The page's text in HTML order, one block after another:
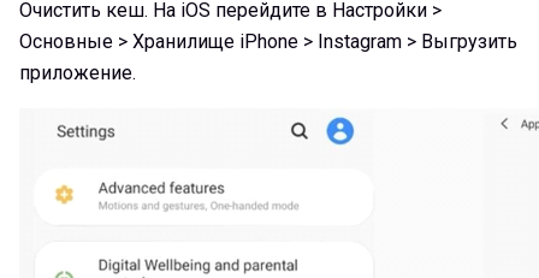
Очистить кеш. На iOS перейдите в Настройки >
Основные > Хранилище iPhone > Instagram > Выгрузить
приложение.